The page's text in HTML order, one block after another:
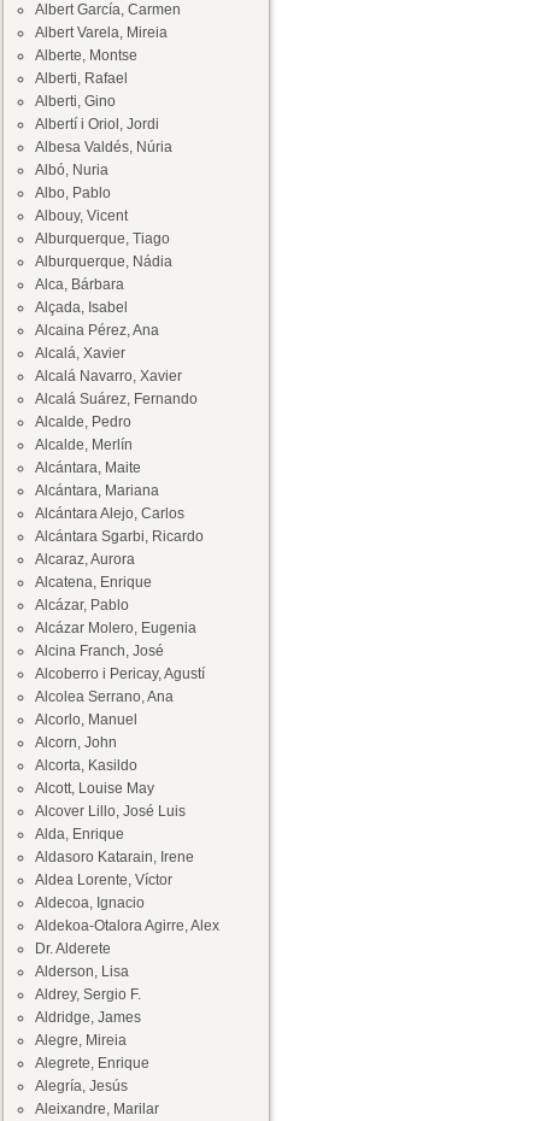
Albert García, Carmen
Albert Varela, Mireia
Alberte, Montse
Alberti, Rafael
Alberti, Gino
Albertí i Oriol, Jordi
Albesa Valdés, Núria
Albó, Nuria
Albo, Pablo
Albouy, Vicent
Alburquerque, Tiago
Alburquerque, Nádia
Alca, Bárbara
Alçada, Isabel
Alcaina Pérez, Ana
Alcalá, Xavier
Alcalá Navarro, Xavier
Alcalá Suárez, Fernando
Alcalde, Pedro
Alcalde, Merlín
Alcántara, Maite
Alcántara, Mariana
Alcántara Alejo, Carlos
Alcántara Sgarbi, Ricardo
Alcaraz, Aurora
Alcatena, Enrique
Alcázar, Pablo
Alcázar Molero, Eugenia
Alcina Franch, José
Alcoberro i Pericay, Agustí
Alcolea Serrano, Ana
Alcorlo, Manuel
Alcorn, John
Alcorta, Kasildo
Alcott, Louise May
Alcover Lillo, José Luis
Alda, Enrique
Aldasoro Katarain, Irene
Aldea Lorente, Víctor
Aldecoa, Ignacio
Aldekoa-Otalora Agirre, Alex
Dr. Alderete
Alderson, Lisa
Aldrey, Sergio F.
Aldridge, James
Alegre, Mireia
Alegrete, Enrique
Alegría, Jesús
Aleixandre, Marilar